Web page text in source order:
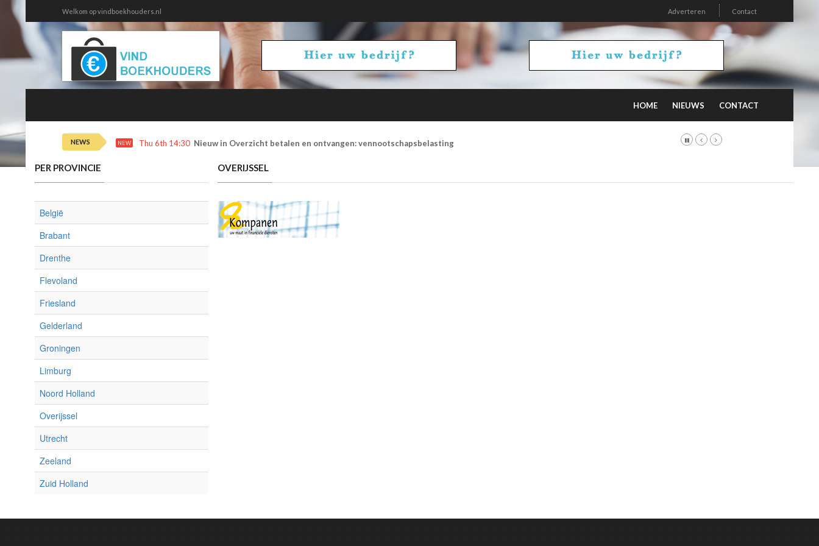
Welkom op vindboekhouders.nl Adverteren Contact
HOME NIEUWS CONTACT
NEWS NEW Thu 6th 14:30 Nieuw in Overzicht betalen en ontvangen: vennootschapsbelasting
OVERIJSSEL
PER PROVINCIE
België
Brabant
Drenthe
Flevoland
Friesland
Gelderland
Groningen
Limburg
Noord Holland
Overijssel
Utrecht
Zeeland
Zuid Holland